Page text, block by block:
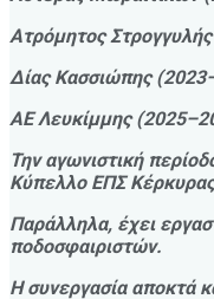
Ατρόμητος
Δίας Κασσιώπης
ΑΕ Λευκίμμης
Την αγωνιστική
Κύπελλο ΕΠΣ
Παράλληλα, έχει
ποδοσφαιριστών.
Η συνεργασία αποκτά